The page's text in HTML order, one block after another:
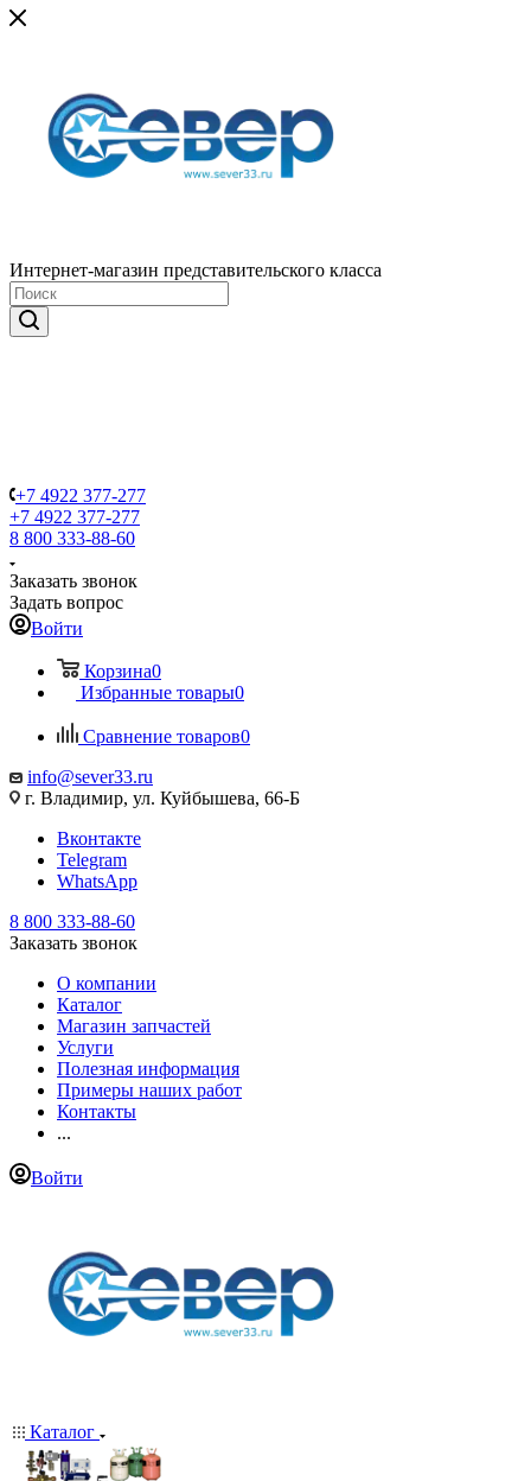
Интернет-магазин представительского класса
+7 4922 377-277
+7 4922 377-277
8 800 333-88-60
Заказать звонок
Задать вопрос
Войти
Корзина0
Избранные товары0
Сравнение товаров0
info@sever33.ru
г. Владимир, ул. Куйбышева, 66-Б
Вконтакте
Telegram
WhatsApp
8 800 333-88-60
Заказать звонок
О компании
Каталог
Магазин запчастей
Услуги
Полезная информация
Примеры наших работ
Контакты
...
Войти
Каталог